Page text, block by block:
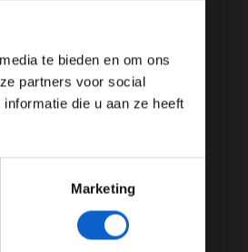
te bieden en om ons
partners voor social
die u aan ze heeft
Marketing